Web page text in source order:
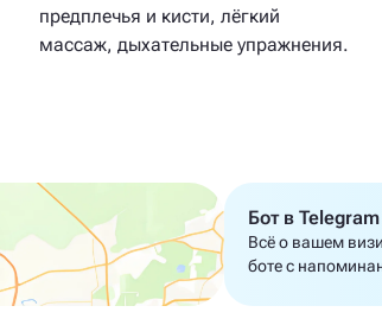
предплечья и кисти, лёгкий
массаж, дыхательные упражнения.
Бот в
Всё о вашем
боте с